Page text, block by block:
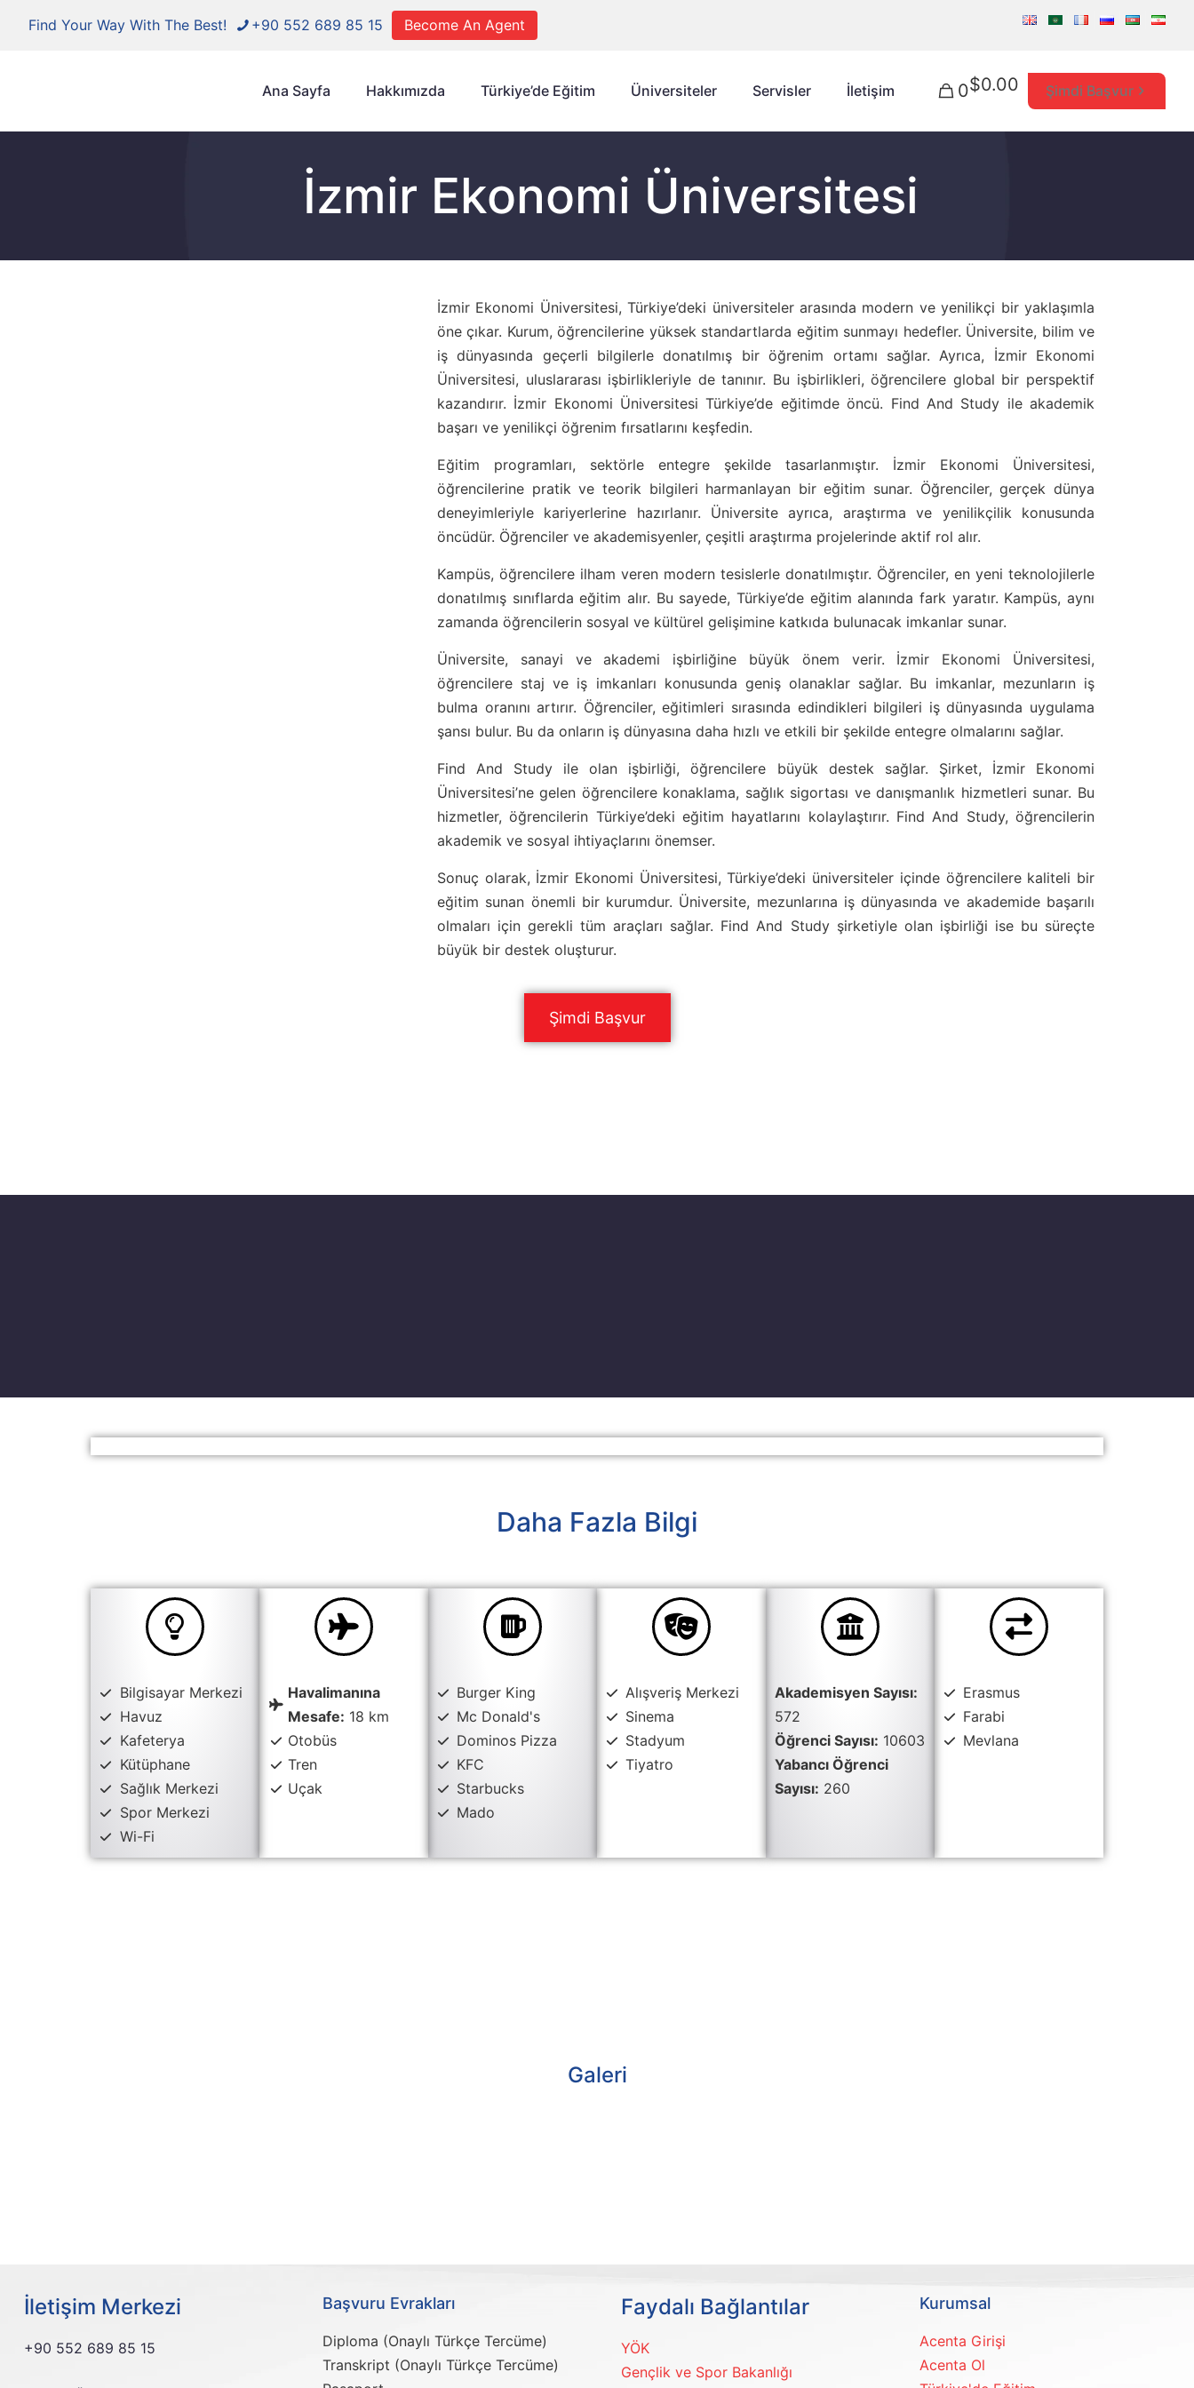
Find Your Way With The Best! +90 552 689 85 15 Become An Agent
Ana Sayfa Hakkımızda Türkiye’de Eğitim Üniversiteler Servisler İletişim 0$0.00 Şimdi Başvur
İzmir Ekonomi Üniversitesi
İzmir Ekonomi Üniversitesi, Türkiye’deki üniversiteler arasında modern ve yenilikçi bir yaklaşımla
öne çıkar. Kurum, öğrencilerine yüksek standartlarda eğitim sunmayı hedefler. Üniversite, bilim ve
iş dünyasında geçerli bilgilerle donatılmış bir öğrenim ortamı sağlar. Ayrıca, İzmir Ekonomi
Üniversitesi, uluslararası işbirlikleriyle de tanınır. Bu işbirlikleri, öğrencilere global bir perspektif
kazandırır. İzmir Ekonomi Üniversitesi Türkiye’de eğitimde öncü. Find And Study ile akademik
başarı ve yenilikçi öğrenim fırsatlarını keşfedin.
Eğitim programları, sektörle entegre şekilde tasarlanmıştır. İzmir Ekonomi Üniversitesi,
öğrencilerine pratik ve teorik bilgileri harmanlayan bir eğitim sunar. Öğrenciler, gerçek dünya
deneyimleriyle kariyerlerine hazırlanır. Üniversite ayrıca, araştırma ve yenilikçilik konusunda
öncüdür. Öğrenciler ve akademisyenler, çeşitli araştırma projelerinde aktif rol alır.
Kampüs, öğrencilere ilham veren modern tesislerle donatılmıştır. Öğrenciler, en yeni teknolojilerle
donatılmış sınıflarda eğitim alır. Bu sayede, Türkiye’de eğitim alanında fark yaratır. Kampüs, aynı
zamanda öğrencilerin sosyal ve kültürel gelişimine katkıda bulunacak imkanlar sunar.
Üniversite, sanayi ve akademi işbirliğine büyük önem verir. İzmir Ekonomi Üniversitesi,
öğrencilere staj ve iş imkanları konusunda geniş olanaklar sağlar. Bu imkanlar, mezunların iş
bulma oranını artırır. Öğrenciler, eğitimleri sırasında edindikleri bilgileri iş dünyasında uygulama
şansı bulur. Bu da onların iş dünyasına daha hızlı ve etkili bir şekilde entegre olmalarını sağlar.
Find And Study ile olan işbirliği, öğrencilere büyük destek sağlar. Şirket, İzmir Ekonomi
Üniversitesi’ne gelen öğrencilere konaklama, sağlık sigortası ve danışmanlık hizmetleri sunar. Bu
hizmetler, öğrencilerin Türkiye’deki eğitim hayatlarını kolaylaştırır. Find And Study, öğrencilerin
akademik ve sosyal ihtiyaçlarını önemser.
Sonuç olarak, İzmir Ekonomi Üniversitesi, Türkiye’deki üniversiteler içinde öğrencilere kaliteli bir
eğitim sunan önemli bir kurumdur. Üniversite, mezunlarına iş dünyasında ve akademide başarılı
olmaları için gerekli tüm araçları sağlar. Find And Study şirketiyle olan işbirliği ise bu süreçte
büyük bir destek oluşturur.
Şimdi Başvur
Daha Fazla Bilgi
Bilgisayar Merkezi
Havuz
Kafeterya
Kütüphane
Sağlık Merkezi
Spor Merkezi
Wi-Fi
Havalimanına
Mesafe: 18 km
Otobüs
Tren
Uçak
Burger King
Mc Donald's
Dominos Pizza
KFC
Starbucks
Mado
Alışveriş Merkezi
Sinema
Stadyum
Tiyatro
Akademisyen Sayısı:
572
Öğrenci Sayısı: 10603
Yabancı Öğrenci
Sayısı: 260
Erasmus
Farabi
Mevlana
Galeri
İletişim Merkezi
+90 552 689 85 15
Başvuru Evrakları
Diploma (Onaylı Türkçe Tercüme)
Transkript (Onaylı Türkçe Tercüme)
Faydalı Bağlantılar
YÖK
Gençlik ve Spor Bakanlığı
Kurumsal
Acenta Girişi
Acenta Ol